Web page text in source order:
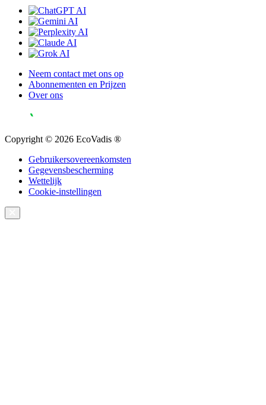
Neem contact met ons op
Abonnementen en Prijzen
Over ons
Copyright © 2026 EcoVadis ®
Gebruikersovereenkomsten
Gegevensbescherming
Wettelijk
Cookie-instellingen